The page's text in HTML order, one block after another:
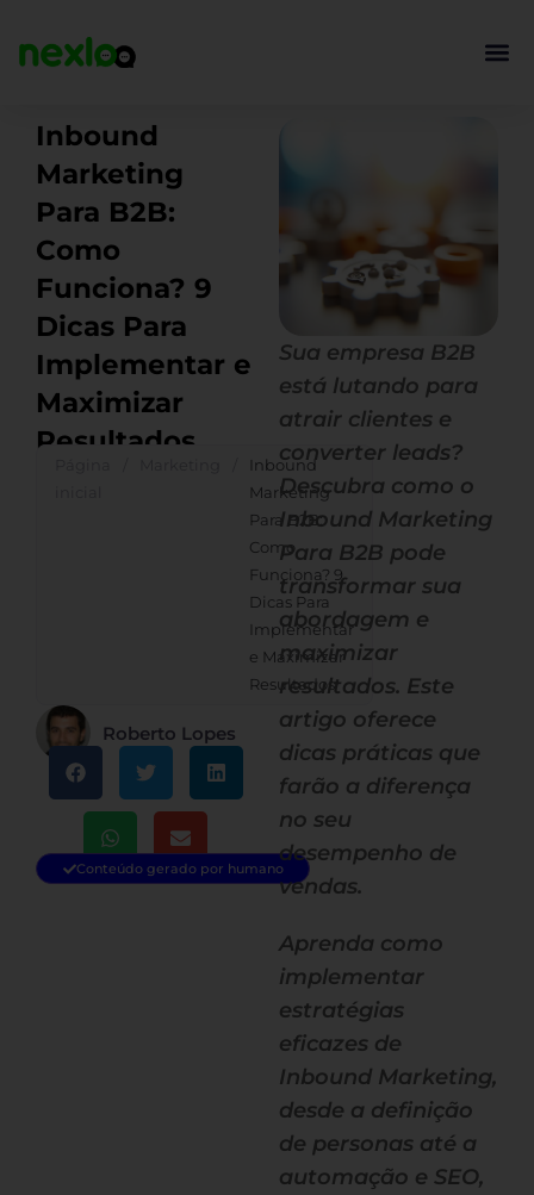
para
Inbound
Marketing
Para B2B:
Como
Funciona? 9
Dicas Para
Implementar e
Maximizar
Resultados
Inbound
Marketing
Para B2B:
Como
Funciona? 9
Dicas Para
Implementar
e Maximizar
Resultados
Roberto Lopes
Conteúdo gerado por humano
Sua empresa B2B
está lutando para
atrair clientes e
converter leads?
Descubra como o
Inbound Marketing
Para B2B pode
transformar sua
abordagem e
maximizar
resultados. Este
artigo oferece
dicas práticas que
farão a diferença
no seu
desempenho de
vendas.
Aprenda como
implementar
estratégias
eficazes de
Inbound Marketing,
desde a definição
de personas até a
automação e SEO,